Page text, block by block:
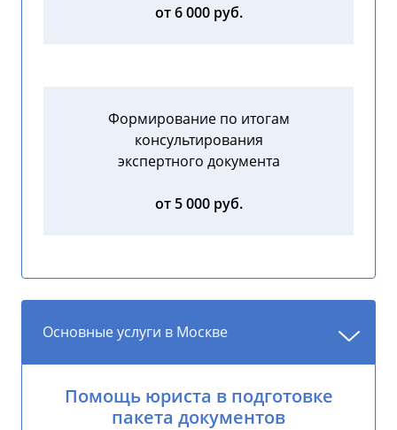
от 6 000 руб.
Формирование по итогам
консультирования
экспертного документа
от 5 000 руб.
Основные услуги в Москве
Помощь юриста в подготовке
пакета документов